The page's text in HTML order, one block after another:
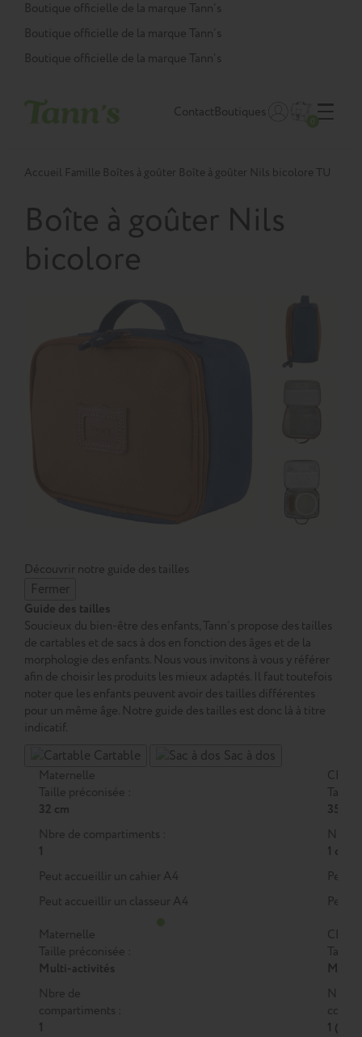
Panneau de gestion des cookies
Boutique officielle de la marque Tann’s
Boutique officielle de la marque Tann’s
Boutique officielle de la marque Tann’s
ContactBoutiques
Accueil Famille Boîtes à goûter Boîte à goûter Nils bicolore TU
Boîte à goûter Nils
bicolore
Découvrir notre guide des tailles
Fermer
Guide des tailles
Soucieux du bien-être des enfants, Tann’s propose des tailles
de cartables et de sacs à dos en fonction des âges et de la
morphologie des enfants. Nous vous invitons à vous y référer
afin de choisir les produits les mieux adaptés. Il faut toutefois
noter que les enfants peuvent avoir des tailles différentes
pour un même âge. Notre guide des tailles est donc là à titre
indicatif.
Cartable Sac à dos
Maternelle
Taille préconisée :
32 cm
Nbre de compartiments :
1
Peut accueillir un cahier A4
Peut accueillir un classeur A4
CP
Taille
35 cm
Nbre
1 ou 2
Peut
Peut
Maternelle
Taille préconisée :
Multi-activités
Nbre de
compartiments :
1
CP
Taille
M
Nbre
1 (M)